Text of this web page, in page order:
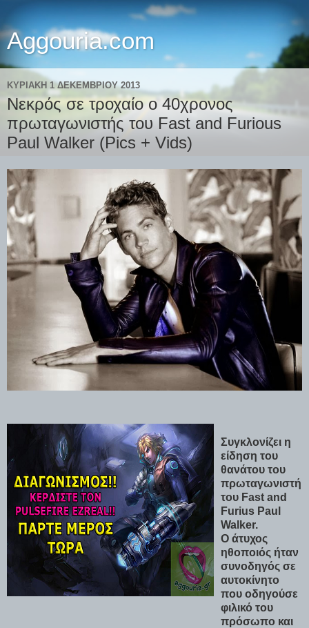
Aggouria.com
ΚΥΡΙΑΚΉ 1 ΔΕΚΕΜΒΡΊΟΥ 2013
Νεκρός σε τροχαίο ο 40χρονος
πρωταγωνιστής του Fast and Furious
Paul Walker (Pics + Vids)
Συγκλονίζει η
είδηση του
θανάτου του
πρωταγωνιστή
του Fast and
Furius Paul
Walker.
Ο άτυχος
ηθοποιός ήταν
συνοδηγός σε
αυτοκίνητο
που οδηγούσε
φιλικό του
πρόσωπο και